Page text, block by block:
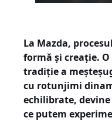
La Mazda,
formă și creație.
tradiție a
cu rotunjimi
echilibrate,
ce putem